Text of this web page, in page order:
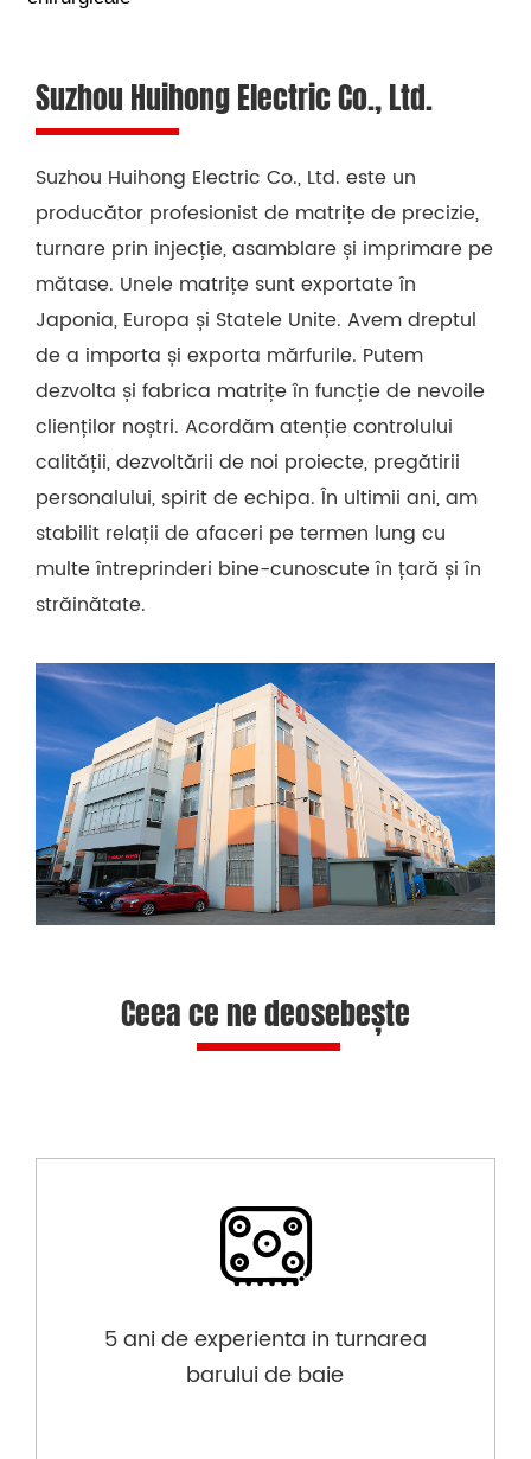
Suzhou Huihong Electric Co., Ltd.
Suzhou Huihong Electric Co., Ltd. este un
producător profesionist de matrițe de precizie,
turnare prin injecție, asamblare și imprimare pe
mătase. Unele matrițe sunt exportate în
Japonia, Europa și Statele Unite. Avem dreptul
de a importa și exporta mărfurile. Putem
dezvolta și fabrica matrițe în funcție de nevoile
clienților noștri. Acordăm atenție controlului
calității, dezvoltării de noi proiecte, pregătirii
personalului, spirit de echipa. În ultimii ani, am
stabilit relații de afaceri pe termen lung cu
multe întreprinderi bine-cunoscute în țară și în
străinătate.
Ceea ce ne deosebește
5 ani de experienta in turnarea
barului de baie